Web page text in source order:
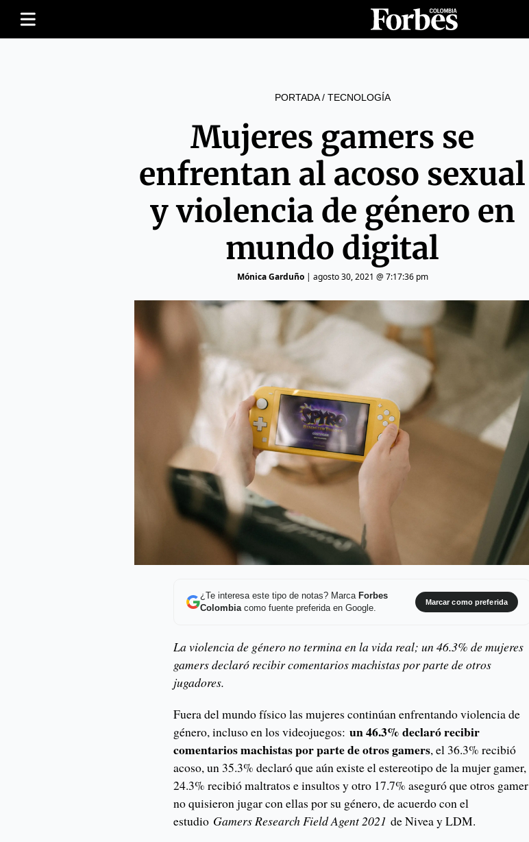
PORTADA/ TECNOLOGÍA
Mujeres gamers se
enfrentan al acoso sexual
y violencia de género en
mundo digital
Mónica Garduño| agosto 30, 2021 @ 7:17:36 pm
¿Te interesa este tipo de notas? Marca Forbes
Colombiacomo fuente preferida en Google.
Marcar como preferida
La violencia de género no termina en la vida real; un 46.3% de mujeres
gamers declaró recibir comentarios machistas por parte de otros
jugadores.
Fuera del mundo físico las mujeres continúan enfrentando violencia de
género, incluso en los videojuegos:un 46.3% declaró recibir
comentarios machistas por parte de otros gamers, el 36.3% recibió
acoso, un 35.3% declaró que aún existe el estereotipo de la mujer gamer,
24.3% recibió maltratos e insultos y otro 17.7% aseguró que otros gamer
no quisieron jugar con ellas por su género, de acuerdo con el
estudio Gamers Research Field Agent 2021de Nivea y LDM.